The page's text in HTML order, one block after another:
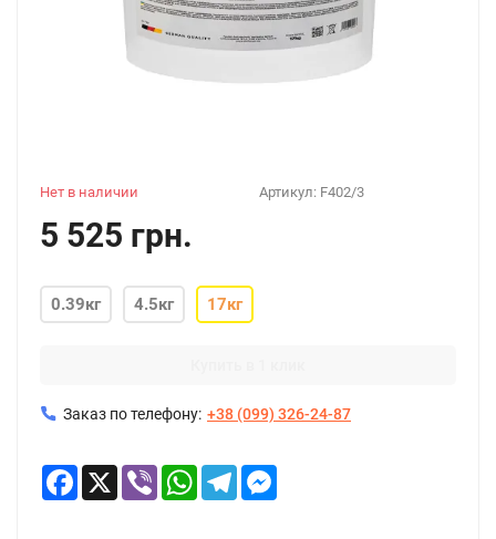
Артикул: F402/3
Нет в наличии
5 525 грн.
0.39кг 4.5кг 17кг
Заказ по телефону: +38 (099) 326-24-87
Facebook
X Viber WhatsApp
Telegram